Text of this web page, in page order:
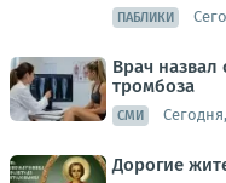
ПАБЛИКИ
Врач
тромбоза
СМИ
Дорогие